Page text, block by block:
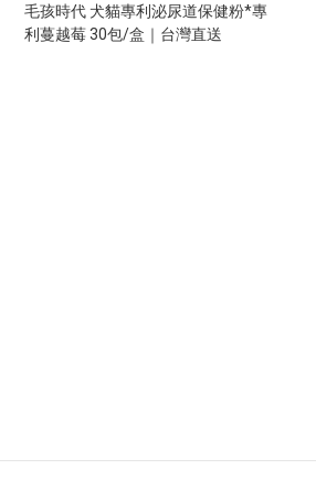
毛孩時代 犬貓專利泌尿道保健粉*專
利蔓越莓 30包/盒｜台灣直送